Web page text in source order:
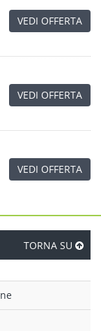
VEDI OFFERTA
VEDI OFFERTA
VEDI OFFERTA
TORNA SU